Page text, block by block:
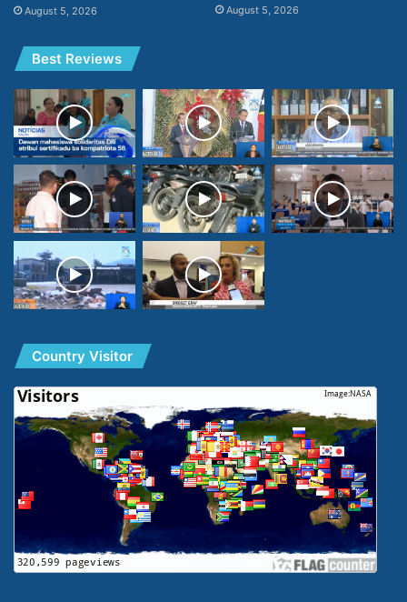
August 5, 2026 August 5, 2026
Best Reviews
Country Visitor